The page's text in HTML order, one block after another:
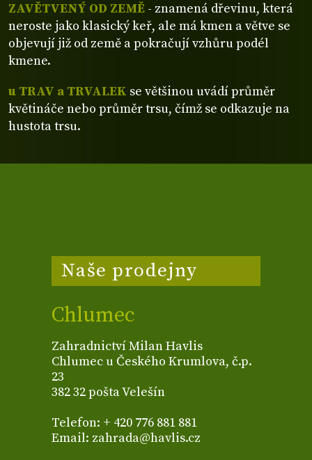
ZAVĚTVENÝ OD ZEMĚ - znamená dřevinu, která
neroste jako klasický keř, ale má kmen a větve se
objevují již od země a pokračují vzhůru podél
kmene.
u TRAV a TRVALEK se většinou uvádí průměr
květináče nebo průměr trsu, čímž se odkazuje na
hustota trsu.
Naše prodejny
Chlumec
Zahradnictví Milan Havlis
Chlumec u Českého Krumlova, č.p.
23
382 32 pošta Velešín
Telefon: + 420 776 881 881
Email: zahrada@havlis.cz